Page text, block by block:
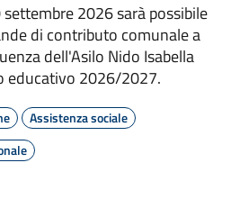
2026 sarà possibile
di contributo comunale a
dell'Asilo Nido Isabella
educativo 2026/2027.
Assistenza sociale